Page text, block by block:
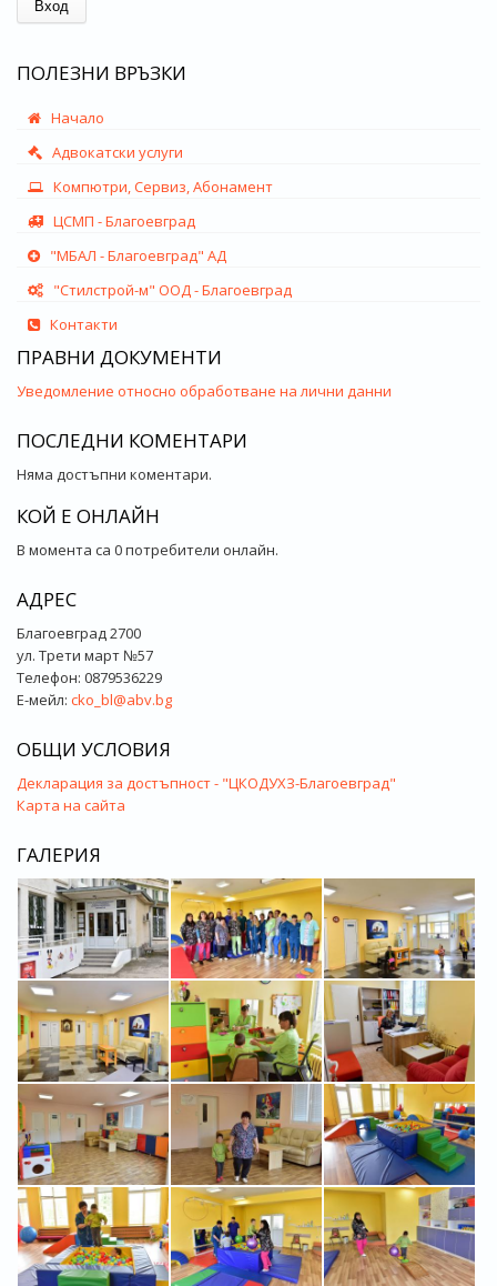
ПОЛЕЗНИ ВРЪЗКИ
Начало
Адвокатски услуги
Компютри, Сервиз, Абонамент
ЦСМП - Благоевград
"МБАЛ - Благоевград" АД
"Стилстрой-м" ООД - Благоевград
Контакти
ПРАВНИ ДОКУМЕНТИ
Уведомление относно обработване на лични данни
ПОСЛЕДНИ КОМЕНТАРИ
Няма достъпни коментари.
КОЙ Е ОНЛАЙН
В момента са 0 потребители онлайн.
АДРЕС
Благоевград 2700
ул. Трети март №57
Телефон: 0879536229
Е-мейл: cko_bl@abv.bg
ОБЩИ УСЛОВИЯ
Декларация за достъпност - "ЦКОДУХЗ-Благоевград"
Карта на сайта
ГАЛЕРИЯ